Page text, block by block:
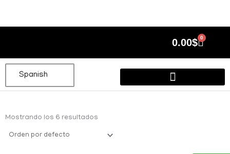
contenido
0.00$ 0
Cart
Spanish
Mostrando los 6 resultados